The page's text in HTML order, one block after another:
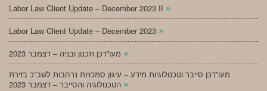
Labor Law Client Update – December 2023 II »
Labor Law Client Update – December 2023 »
»
מעו”דכן סייבר וטכנולוגיות מידע – עיגון סמכויות נרחבות לשב”כ בזירת
»